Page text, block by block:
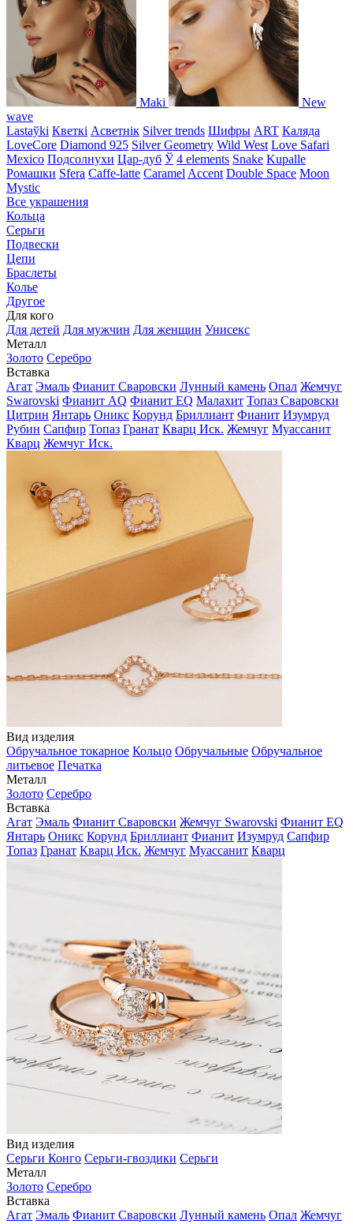
Maki
New
wave
Lastaўki Кветкі Асветнiк Silver trends Шифры ART Каляда
LoveCore Diamond 925 Silver Geometry Wild West Love Safari
Mexico Подсолнухи Цар-дуб Ў 4 elements Snake Kupalle
Ромашки Sfera Caffe-latte Caramel Accent Double Space Moon
Mystic
Все украшения
Кольца
Серьги
Подвески
Цепи
Браслеты
Колье
Другое
Для кого
Для детей Для мужчин Для женщин Унисекс
Металл
Золото Серебро
Вставка
Агат Эмаль Фианит Сваровски Лунный камень Опал Жемчуг
Swarovski Фианит AQ Фианит EQ Малахит Топаз Сваровски
Цитрин Янтарь Оникс Корунд Бриллиант Фианит Изумруд
Рубин Сапфир Топаз Гранат Кварц Иск. Жемчуг Муассанит
Кварц Жемчуг Иск.
Вид изделия
Обручальное токарное Кольцо Обручальные Обручальное
литьевое Печатка
Металл
Золото Серебро
Вставка
Агат Эмаль Фианит Сваровски Жемчуг Swarovski Фианит EQ
Янтарь Оникс Корунд Бриллиант Фианит Изумруд Сапфир
Топаз Гранат Кварц Иск. Жемчуг Муассанит Кварц
Вид изделия
Серьги Конго Серьги-гвоздики Серьги
Металл
Золото Серебро
Вставка
Агат Эмаль Фианит Сваровски Лунный камень Опал Жемчуг